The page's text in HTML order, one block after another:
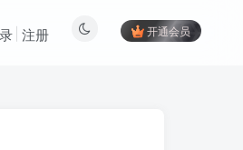
开通会员
注册